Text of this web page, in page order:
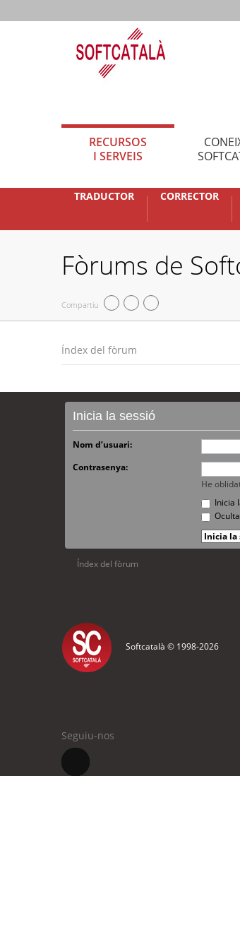
RECURSOS
I SERVEIS
TRADUCTOR CORRECTOR
Fòrums de
Compartiu
Índex del fòrum
Inicia la sessió
Nom d’usuari:
Contrasenya:
He
Inicia
Índex del fòrum
Softcatalà © 1998-2026
Seguiu-nos